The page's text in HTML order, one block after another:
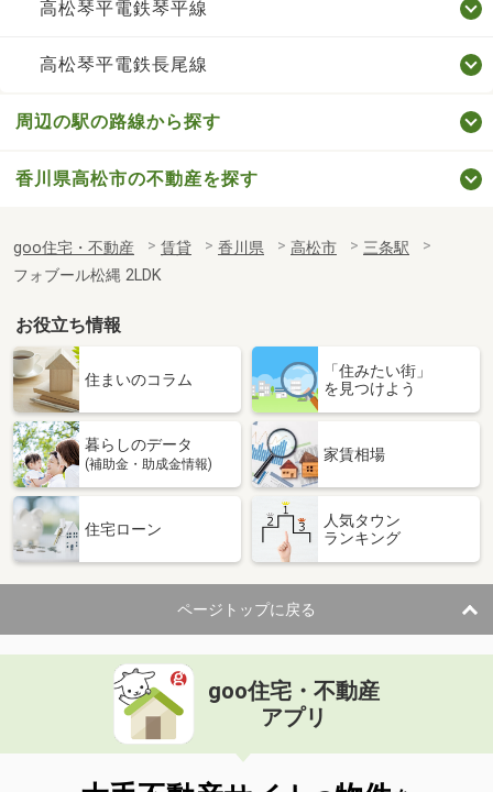
高松琴平電鉄琴平線
高松琴平電鉄長尾線
周辺の駅の路線から探す
香川県高松市の不動産を探す
goo住宅・不動産 賃貸 香川県 高松市
三条駅
フォブール松縄 2LDK
お役立ち情報
住まいのコラム
「住みたい街」
を見つけよう
暮らしのデータ
(補助金・助成金情報)
家賃相場
住宅ローン
人気タウン
ランキング
ページトップに戻る
goo住宅・不動産
アプリ